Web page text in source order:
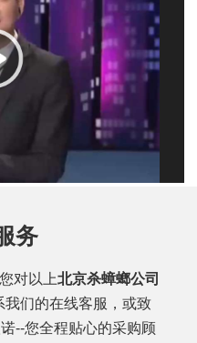
务
对以上北京杀蟑螂公司
们的在线客服，或致
诺--您全程贴心的采购顾